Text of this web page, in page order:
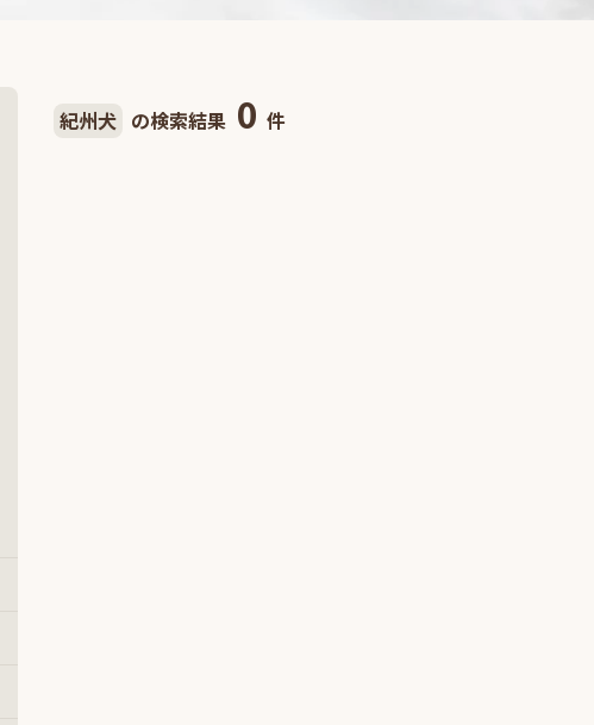
紀州犬 の検索結果 0 件